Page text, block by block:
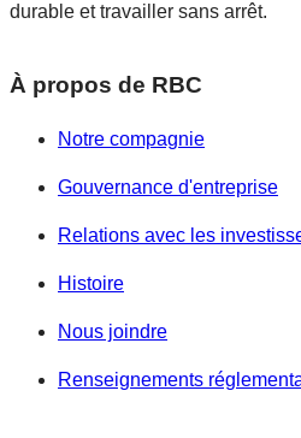
durable et travailler sans arrêt.
À propos de RBC
Notre compagnie
Gouvernance d'entreprise
Relations avec les
Histoire
Nous joindre
Renseignements